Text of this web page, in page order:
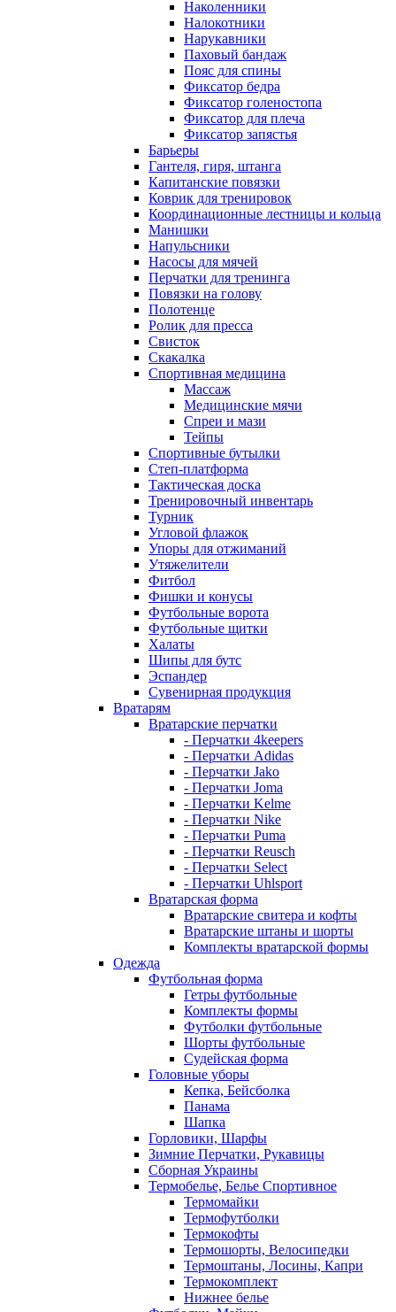
Наколенники
Налокотники
Нарукавники
Паховый бандаж
Пояс для спины
Фиксатор бедра
Фиксатор голеностопа
Фиксатор для плеча
Фиксатор запястья
Барьеры
Гантеля, гиря, штанга
Капитанские повязки
Коврик для тренировок
Координационные лестницы и кольца
Манишки
Напульсники
Насосы для мячей
Перчатки для тренинга
Повязки на голову
Полотенце
Ролик для пресса
Свисток
Скакалка
Спортивная медицина
Массаж
Медицинские мячи
Спреи и мази
Тейпы
Спортивные бутылки
Степ-платформа
Тактическая доска
Тренировочный инвентарь
Турник
Угловой флажок
Упоры для отжиманий
Утяжелители
Фитбол
Фишки и конусы
Футбольные ворота
Футбольные щитки
Халаты
Шипы для бутс
Эспандер
Сувенирная продукция
Вратарям
Вратарские перчатки
- Перчатки 4keepers
- Перчатки Adidas
- Перчатки Jako
- Перчатки Joma
- Перчатки Kelme
- Перчатки Nike
- Перчатки Puma
- Перчатки Reusch
- Перчатки Select
- Перчатки Uhlsport
Вратарская форма
Вратарские свитера и кофты
Вратарские штаны и шорты
Комплекты вратарской формы
Одежда
Футбольная форма
Гетры футбольные
Комплекты формы
Футболки футбольные
Шорты футбольные
Судейская форма
Головные уборы
Кепка, Бейсболка
Панама
Шапка
Горловики, Шарфы
Зимние Перчатки, Рукавицы
Сборная Украины
Термобелье, Белье Спортивное
Термомайки
Термофутболки
Термокофты
Термошорты, Велосипедки
Термоштаны, Лосины, Капри
Термокомплект
Нижнее белье